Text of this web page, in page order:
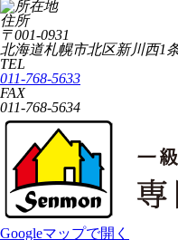
住所
〒001-0931
北海道札幌市北区新川西1
TEL
011-768-5633
FAX
011-768-5634
Googleマップで開く